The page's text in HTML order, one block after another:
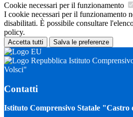
Cookie necessari per il funzionamento
I cookie necessari per il funzionamento
disabilitati. È possibile consultare
policy.
Accetta tutti Salva le preferenze
Istituto
Volsci"
Contatti
Istituto Comprensivo Statale "Castro